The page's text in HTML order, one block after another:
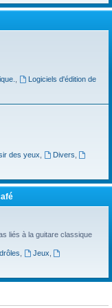
Logiciels d'édition de
des yeux Divers
liés à la guitare classique
Jeux